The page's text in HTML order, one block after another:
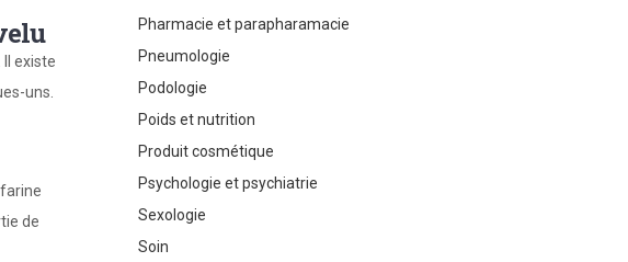
existe
uns.
de
Pharmacie et parapharamacie
Pneumologie
Podologie
Poids et nutrition
Produit cosmétique
Psychologie et psychiatrie
Sexologie
Soin